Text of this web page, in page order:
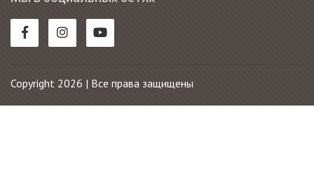
Copyright 2026 | Все права защищены